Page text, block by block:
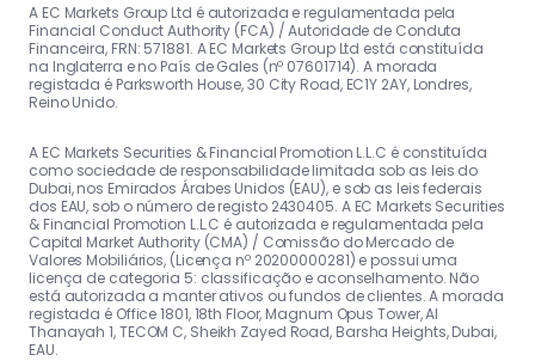
A EC Markets Group Ltd é autorizada e regulamentada pela
Financial Conduct Authority (FCA) / Autoridade de Conduta
Financeira, FRN: 571881. A EC Markets Group Ltd está constituída
na Inglaterra e no País de Gales (nº 07601714). A morada
registada é Parksworth House, 30 City Road, EC1Y 2AY, Londres,
Reino Unido.
A EC Markets Securities & Financial Promotion L.L.C é constituída
como sociedade de responsabilidade limitada sob as leis do
Dubai, nos Emirados Árabes Unidos (EAU), e sob as leis federais
dos EAU, sob o número de registo 2430405. A EC Markets Securities
& Financial Promotion L.L.C é autorizada e regulamentada pela
Capital Market Authority (CMA) / Comissão do Mercado de
Valores Mobiliários, (Licença nº 20200000281) e possui uma
licença de categoria 5: classificação e aconselhamento. Não
está autorizada a manter ativos ou fundos de clientes. A morada
registada é Office 1801, 18th Floor, Magnum Opus Tower, Al
Thanayah 1, TECOM C, Sheikh Zayed Road, Barsha Heights, Dubai,
EAU.